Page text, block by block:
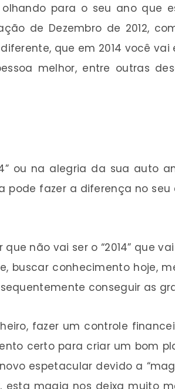
para o seu ano que
de Dezembro de 2012,
que em 2014 você
melhor, entre outras
ou na alegria da sua auto
pode fazer a diferença no seu
não vai ser o “2014” que
buscar conhecimento hoje,
conseguir as
fazer um controle
certo para criar um bom
espetacular devido a
magia nos deixa muito